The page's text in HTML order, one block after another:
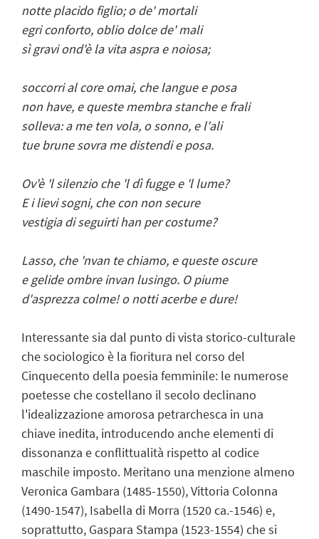
notte placido figlio; o de' mortali
egri conforto, oblio dolce de' mali
sì gravi ond'è la vita aspra e noiosa;
soccorri al core omai, che langue e posa
non have, e queste membra stanche e frali
solleva: a me ten vola, o sonno, e l'ali
tue brune sovra me distendi e posa.
Ov'è 'l silenzio che 'l dì fugge e 'l lume?
E i lievi sogni, che con non secure
vestigia di seguirti han per costume?
Lasso, che 'nvan te chiamo, e queste oscure
e gelide ombre invan lusingo. O piume
d'asprezza colme! o notti acerbe e dure!
Interessante sia dal punto di vista storico-culturale
che sociologico è la fioritura nel corso del
Cinquecento della poesia femminile: le numerose
poetesse che costellano il secolo declinano
l'idealizzazione amorosa petrarchesca in una
chiave inedita, introducendo anche elementi di
dissonanza e conflittualità rispetto al codice
maschile imposto. Meritano una menzione almeno
Veronica Gambara (1485-1550), Vittoria Colonna
(1490-1547), Isabella di Morra (1520 ca.-1546) e,
soprattutto, Gaspara Stampa (1523-1554) che si